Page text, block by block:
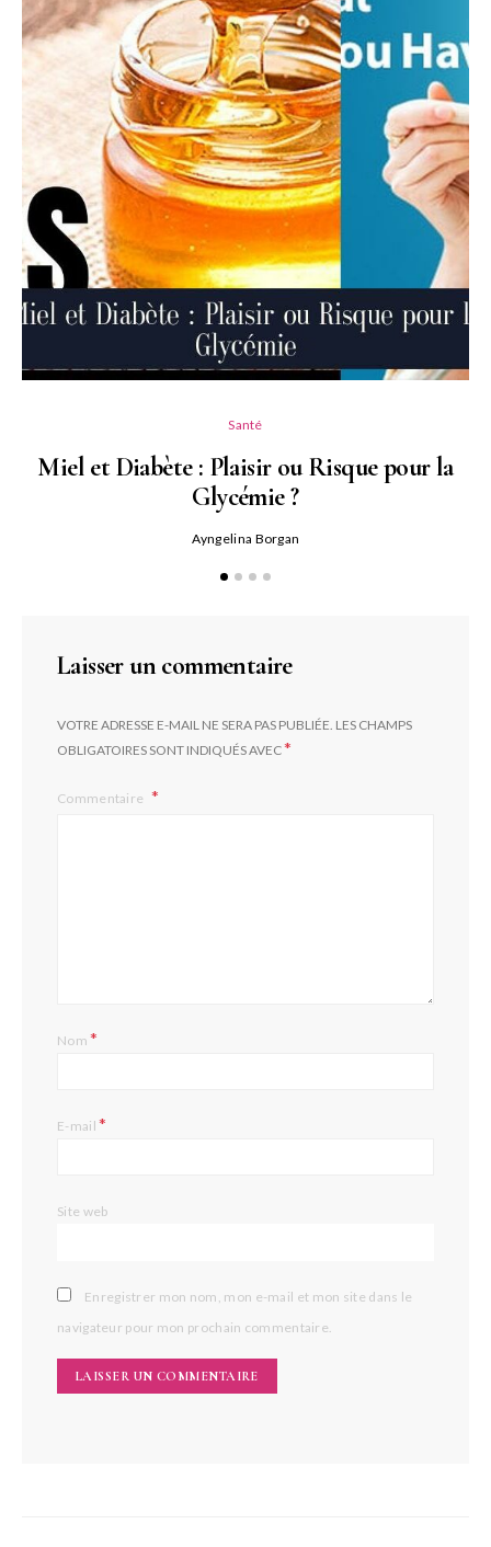
Santé
Miel et Diabète : Plaisir ou Risque pour la
Glycémie ?
Ayngelina Borgan
Laisser un commentaire
VOTRE ADRESSE E-MAIL NE SERA PAS PUBLIÉE. LES CHAMPS
OBLIGATOIRES SONT INDIQUÉS AVEC*
Commentaire
Nom*
E-mail*
Site web
Enregistrer mon nom, mon e-mail et mon site dans le
navigateur pour mon prochain commentaire.